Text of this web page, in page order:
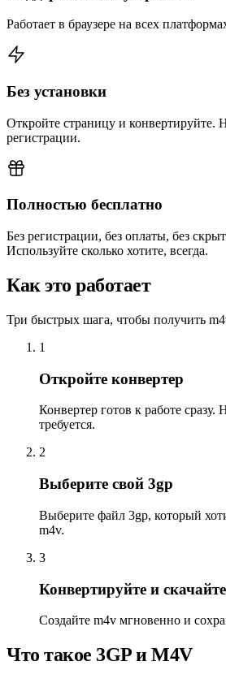
Работает в браузере на всех
Без установки
Откройте страницу и
регистрации.
Полностью бесплатно
Без регистрации, без оплаты, без
Используйте сколько хотите, всегда.
Как это работает
Три быстрых шага, чтобы получить
1
Откройте конвертер
Конвертер готов к работе
требуется.
2
Выберите свой 3gp
Выберите файл 3gp, который
m4v.
3
Конвертируйте и скачайте
Создайте m4v мгновенно и
Что такое 3GP и M4V